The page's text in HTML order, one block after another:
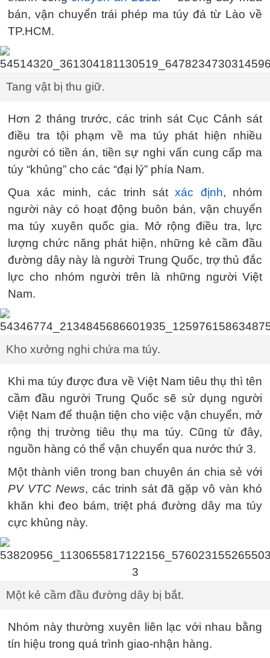
bán, vận chuyển trái phép ma túy đá từ Lào về
TP.HCM.
Tang vật bị thu giữ.
Hơn 2 tháng trước, các trinh sát Cục Cảnh sát
điều tra tội phạm về ma túy phát hiện nhiều
người có tiền án, tiền sự nghi vấn cung cấp ma
túy “khủng” cho các “đại lý” phía Nam.
Qua xác minh, các trinh sátxác định, nhóm
người này có hoạt động buôn bán, vận chuyển
ma túy xuyên quốc gia. Mở rộng điều tra, lực
lượng chức năng phát hiện, những kẻ cầm đầu
đường dây này là người Trung Quốc, trợ thủ đắc
lực cho nhóm người trên là những người Việt
Nam.
Kho xưởng nghi chứa ma túy.
Khi ma túy được đưa về Việt Nam tiêu thụ thì tên
cầm đầu người Trung Quốc sẽ sử dụng người
Việt Nam để thuận tiện cho việc vận chuyển, mở
rộng thị trường tiêu thụ ma túy. Cũng từ đây,
nguồn hàng có thể vận chuyển qua nước thứ 3.
Một thành viên trong ban chuyên án chia sẻ với
PV VTC News, các trinh sát đã gặp vô vàn khó
khăn khi đeo bám, triệt phá đường dây ma túy
cực khủng này.
Một kẻ cầm đầu đường dây bị bắt.
Nhóm này thường xuyên liên lạc với nhau bằng
tín hiệu trong quá trình giao-nhận hàng.